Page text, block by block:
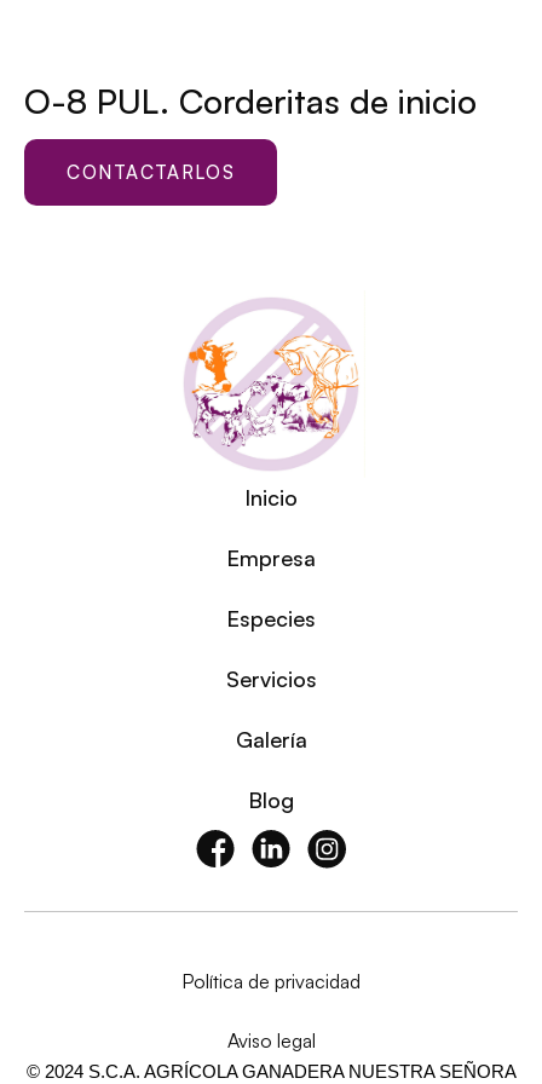
O-8 PUL. Corderitas de inicio
CONTACTARLOS
Inicio
Empresa
Especies
Servicios
Galería
Blog
© 2024 S.C.A. AGRÍCOLA GANADERA NUESTRA SEÑORA
Política de privacidad
Aviso legal